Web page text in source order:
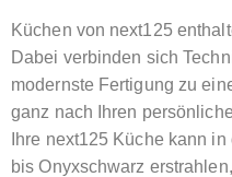
Küchen von next125
Dabei verbinden sich
modernste Fertigung zu
ganz nach Ihren
Ihre next125 Küche kann
bis Onyxschwarz